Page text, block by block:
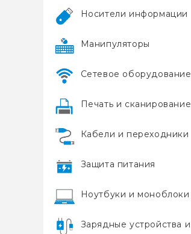
Носители информации
Манипуляторы
Сетевое оборудование
Печать и сканирование
Кабели и переходники
Защита питания
Ноутбуки и моноблоки
Зарядные устройства и